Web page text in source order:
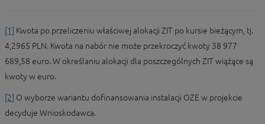
[1] Kwota po przeliczeniu właściwej alokacji ZIT po kursie bieżącym, tj.
4,2965 PLN. Kwota na nabór nie może przekroczyć kwoty 38 977
689,58 euro. W określaniu alokacji dla poszczególnych ZIT wiążące są
kwoty w euro.
[2] O wyborze wariantu dofinansowania instalacji OZE w projekcie
decyduje Wnioskodawca.